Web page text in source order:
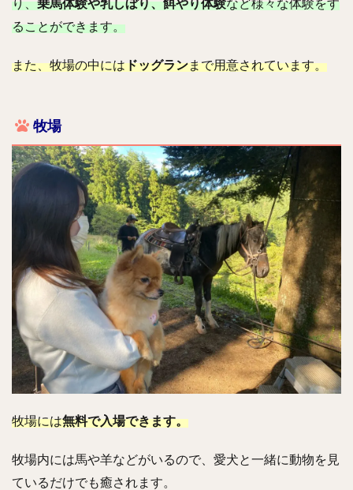
り、乗馬体験や乳しぼり、餌やり体験など様々な体験をす
ることができます。
また、牧場の中にはドッグランまで用意されています。
牧場
牧場には無料で入場できます。
牧場内には馬や羊などがいるので、愛犬と一緒に動物を見
ているだけでも癒されます。